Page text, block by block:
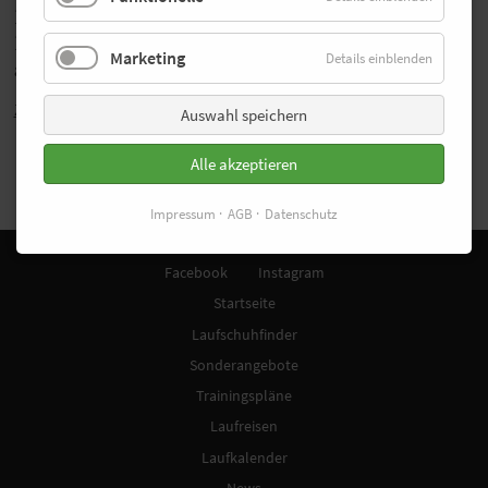
Laufstrecke erwartet alle Teilnehmer noch eine
Ehrenrunde um das Tränenbecken, unmittelbar
am Fuße des 91 Meter hohen Denkmals.
Zurück
Facebook
Instagram
Startseite
Laufschuhfinder
Sonderangebote
Trainingspläne
Laufreisen
Laufkalender
Marketing Details einblenden
Auswahl speichern
Alle akzeptieren
Impressum AGB Datenschutz